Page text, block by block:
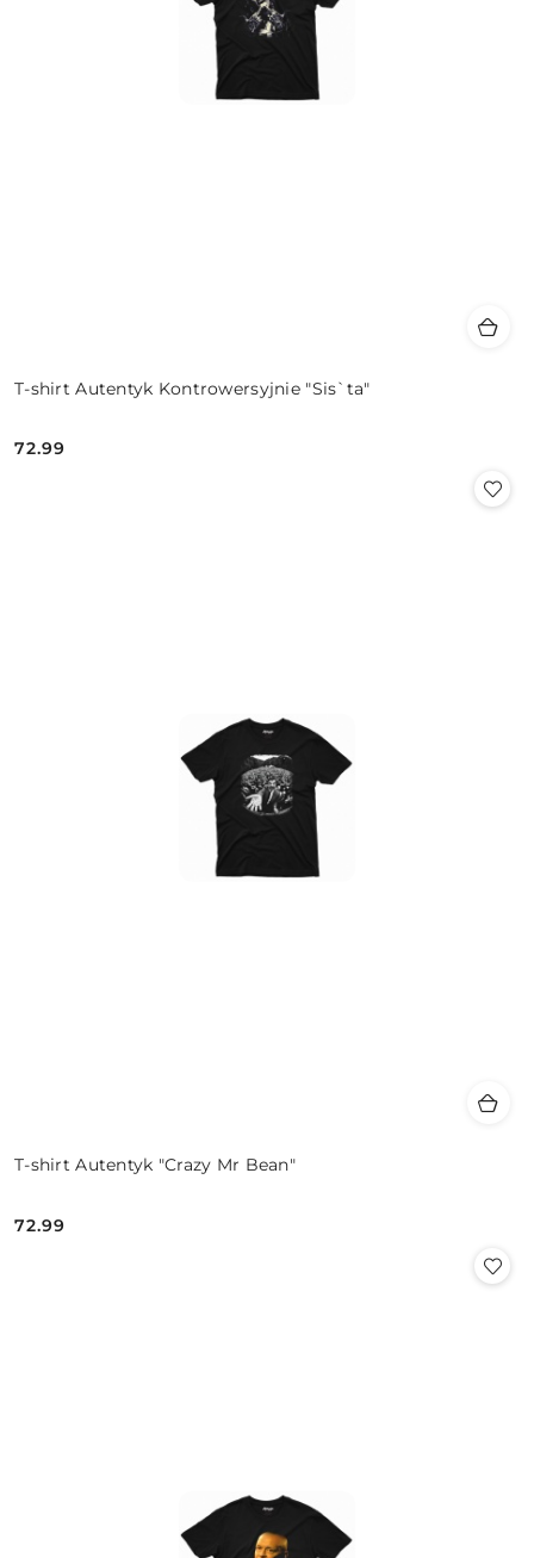
T-shirt Autentyk Kontrowersyjnie "Sis`ta"
Cena:
72.99
T-shirt Autentyk "Crazy Mr Bean"
Cena:
72.99